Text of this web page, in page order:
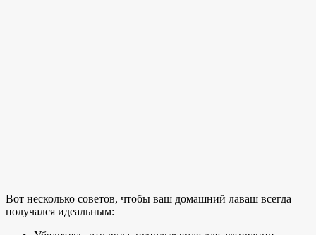
Вот несколько советов, чтобы ваш домашний лаваш всегда
получался идеальным: